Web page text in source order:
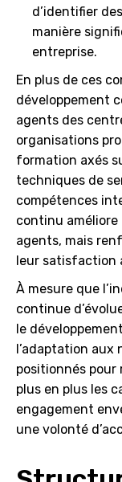
d’identifier
manière
entreprise.
En plus de ces
développement
agents des
organisations
formation axés
techniques de
compétences
continu améliore
agents, mais
leur satisfaction
À mesure que
continue
le
l’adaptation aux
positionnés pour
plus en plus les
engagement
une volonté